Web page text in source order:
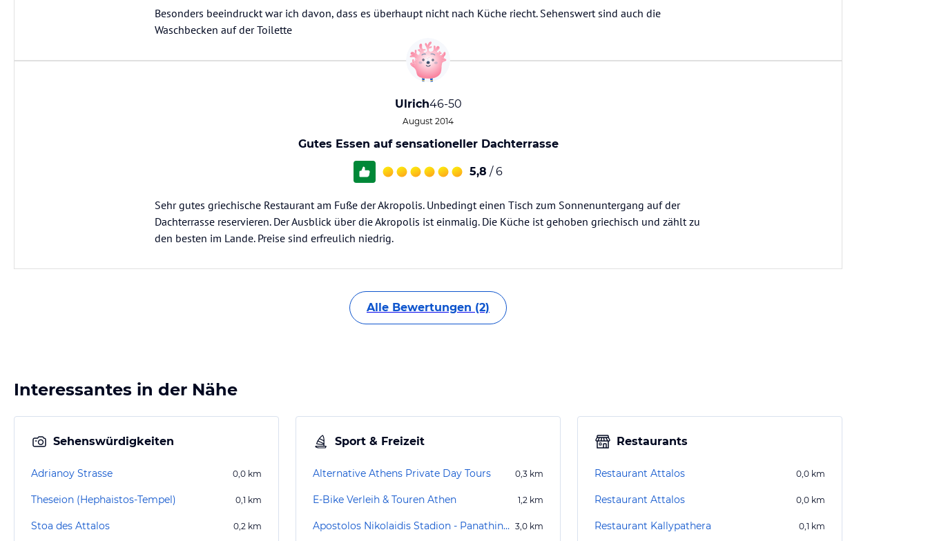
Besonders beeindruckt war ich davon, dass es überhaupt nicht nach Küche riecht. Sehenswert sind auch die
Waschbecken auf der Toilette
Ulrich46-50
August 2014
Gutes Essen auf sensationeller Dachterrasse
5,8 / 6
Sehr gutes griechische Restaurant am Fuße der Akropolis. Unbedingt einen Tisch zum Sonnenuntergang auf der
Dachterrasse reservieren. Der Ausblick über die Akropolis ist einmalig. Die Küche ist gehoben griechisch und zählt zu
den besten im Lande. Preise sind erfreulich niedrig.
Alle Bewertungen (2)
Interessantes in der Nähe
Sehenswürdigkeiten
Adrianoy Strasse 0,0 km
Theseion (Hephaistos-Tempel) 0,1 km
Stoa des Attalos 0,2 km
Sport & Freizeit
Alternative Athens Private Day Tours 0,3 km
E-Bike Verleih & Touren Athen 1,2 km
Apostolos Nikolaidis Stadion - Panathinaikos 3,0 km
Restaurants
Restaurant Attalos 0,0 km
Restaurant Attalos 0,0 km
Restaurant Kallypathera 0,1 km